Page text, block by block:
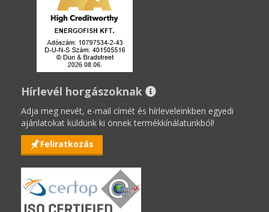
Hírlevél horgászoknak
Adja meg nevét, e-mail címét és hírleveleinkben egyedi
ajánlatokat küldünk ki önnek termékkínálatunkból!
Feliratkozás